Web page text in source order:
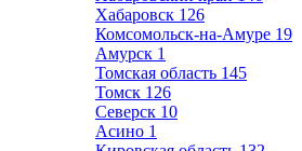
Хабаровск 126
Комсомольск-на-Амуре 19
Амурск 1
Томская область 145
Томск 126
Северск 10
Асино 1